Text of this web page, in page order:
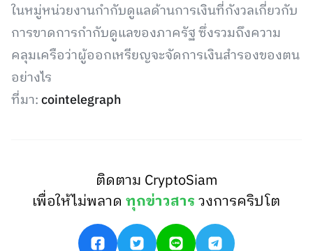
ในหมู่หน่วยงานกำกับดูแลด้านการเงินที่กังวลเกี่ยวกับ
การขาดการกำกับดูแลของภาครัฐ ซึ่งรวมถึงความ
คลุมเครือว่าผู้ออกเหรียญจะจัดการเงินสำรองของตน
อย่างไร
ที่มา:cointelegraph
ติดตาม CryptoSiam
เพื่อให้ไม่พลาดทุกข่าวสารวงการคริปโต